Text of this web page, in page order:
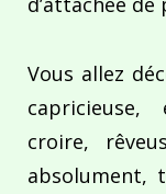
Vous allez
capricieuse,
croire,
absolument,